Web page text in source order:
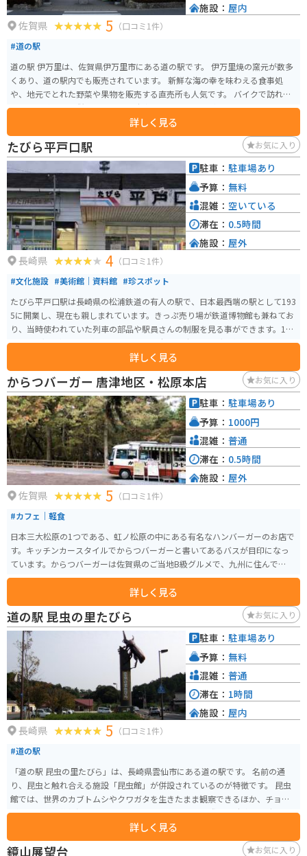
佐賀県 5 （口コミ1件）
#道の駅
道の駅 伊万里は、佐賀県伊万里市にある道の駅です。 伊万里焼の窯元が数多
くあり、道の駅内でも販売されています。 新鮮な海の幸を味わえる食事処
や、地元でとれた野菜や果物を販売する直売所も人気です。 バイクで訪れる
場合は、道の駅に併設されている駐車場に停めることができます。 周辺に
は、波静かな伊万里湾沿いを走る国道204号線が走り、ツーリングにも最適な
エリアです。 伊万里市は、古くから pottery の産地として知られており、伊
万里焼は全国的にも有名です。 道の駅 伊万里では、伊万里焼の展示や販売も
行っているので、お土産にいかがでしょうか。 【おすすめ】 * 道の駅 伊万里
で販売されている、新鮮な魚介を使った海鮮丼 * 伊万里湾を眺めながら走
る、国道204号線のツーリング
詳しく見る
施設： 屋内
たびら平戸口駅 お気に入り
長崎県 4 （口コミ1件）
#文化施設 #美術館｜資料館 #珍スポット
たびら平戸口駅は長崎県の松浦鉄道の有人の駅で、日本最西端の駅として193
5に開業し、現在も親しまれています。きっぷ売り場が鉄道博物館も兼ねてお
り、当時使われていた列車の部品や駅員さんの制服を見る事ができます。196
2年に昭和天皇巡幸記念として駅前に"日本最西端の駅の碑"が建立されまし
た目のキーホルダーや鉄印を記帳していただけるようにもなっています。記
念碑は前がタクシー乗り場になっているのでバイクと撮影するのは難しいか
もしれません。
詳しく見る
駐車： 駐車場あり
予算： 無料
混雑： 空いている
滞在： 0.5時間
施設： 屋外
からつバーガー 唐津地区・松原本店 お気に入り
佐賀県 5 （口コミ1件）
#カフェ｜軽食
日本三大松原の1つである、虹ノ松原の中にある有名なハンバーガーのお店で
す。キッチンカースタイルでからつバーガーと書いてあるバスが目印になっ
ています。からつバーガーは佐賀県のご当地B級グルメで、九州に住んでいる
人なら知っている人も多いのではないでしょうか。シンプルなハンバーガー
とポテトでボリュームもしっかりとあってリーズナブルな価格で食べること
ができます。
詳しく見る
駐車： 駐車場あり
予算： 1000円
混雑： 普通
滞在： 0.5時間
施設： 屋外
道の駅 昆虫の里たびら お気に入り
長崎県 5 （口コミ1件）
#道の駅
「道の駅 昆虫の里たびら」は、長崎県雲仙市にある道の駅です。 名前の通
り、昆虫と触れ合える施設「昆虫館」が併設されているのが特徴です。 昆虫
館では、世界のカブトムシやクワガタを生きたまま観察できるほか、チョウ
が飛び交う「放蝶温室」もあります。 バイクで訪れる際は、駐車場も広く停
めやすいので安心です。 周辺には、雲仙岳や島原湾など風光明媚なスポット
も多いので、ツーリングの休憩場所としても最適です。 地元の特産品である
詳しく見る
駐車： 駐車場あり
予算： 無料
混雑： 普通
滞在： 1時間
施設： 屋内
鏡山展望台 お気に入り